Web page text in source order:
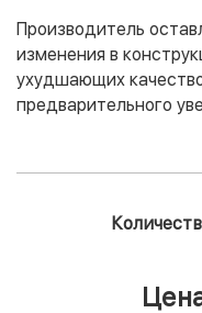
Производитель
изменения в
ухудшающих
предварительного